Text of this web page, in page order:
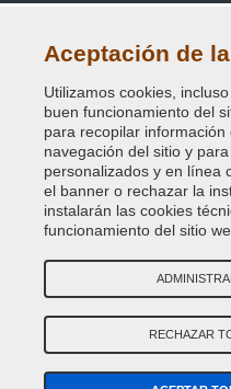
Política de Privacidad - RGPD
Copyright © 2014 -
SÍguenos en
Aceptación de
Utilizamos cookies,
buen funcionamiento del
para recopilar
navegación del sitio y
personalizados y en línea
el banner o rechazar la
instalarán las cookies
funcionamiento del sitio
RECHAZAR